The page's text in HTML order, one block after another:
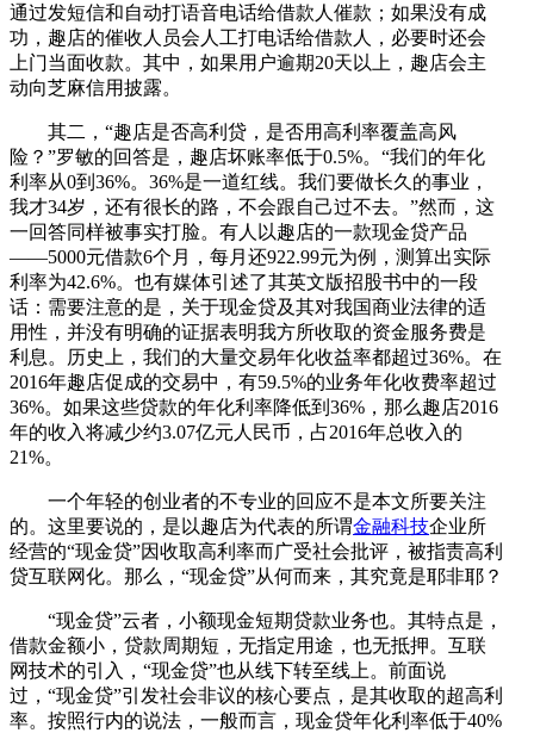
通过发短信和自动打语音电话给借款人催款；如果没有成
功，趣店的催收人员会人工打电话给借款人，必要时还会
上门当面收款。其中，如果用户逾期20天以上，趣店会主
动向芝麻信用披露。
其二，“趣店是否高利贷，是否用高利率覆盖高风
险？”罗敏的回答是，趣店坏账率低于0.5%。“我们的年化
利率从0到36%。36%是一道红线。我们要做长久的事业，
我才34岁，还有很长的路，不会跟自己过不去。”然而，这
一回答同样被事实打脸。有人以趣店的一款现金贷产品
——5000元借款6个月，每月还922.99元为例，测算出实际
利率为42.6%。也有媒体引述了其英文版招股书中的一段
话：需要注意的是，关于现金贷及其对我国商业法律的适
用性，并没有明确的证据表明我方所收取的资金服务费是
利息。历史上，我们的大量交易年化收益率都超过36%。在
2016年趣店促成的交易中，有59.5%的业务年化收费率超过
36%。如果这些贷款的年化利率降低到36%，那么趣店2016
年的收入将减少约3.07亿元人民币，占2016年总收入的
21%。
一个年轻的创业者的不专业的回应不是本文所要关注
的。这里要说的，是以趣店为代表的所谓金融科技企业所
经营的“现金贷”因收取高利率而广受社会批评，被指责高利
贷互联网化。那么，“现金贷”从何而来，其究竟是耶非耶？
“现金贷”云者，小额现金短期贷款业务也。其特点是，
借款金额小，贷款周期短，无指定用途，也无抵押。互联
网技术的引入，“现金贷”也从线下转至线上。前面说
过，“现金贷”引发社会非议的核心要点，是其收取的超高利
率。按照行内的说法，一般而言，现金贷年化利率低于40%